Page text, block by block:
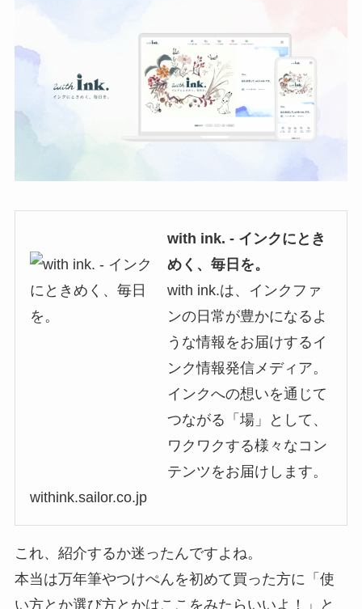
with ink. - インクにとき
めく、毎日を。
with ink.は、インクファ
ンの日常が豊かになるよ
うな情報をお届けするイ
ンク情報発信メディア。
インクへの想いを通じて
つながる「場」として、
ワクワクする様々なコン
テンツをお届けします。
withink.sailor.co.jp
これ、紹介するか迷ったんですよね。
本当は万年筆やつけぺんを初めて買った方に「使
い方とか選び方とかはここをみたらいいよ！」と